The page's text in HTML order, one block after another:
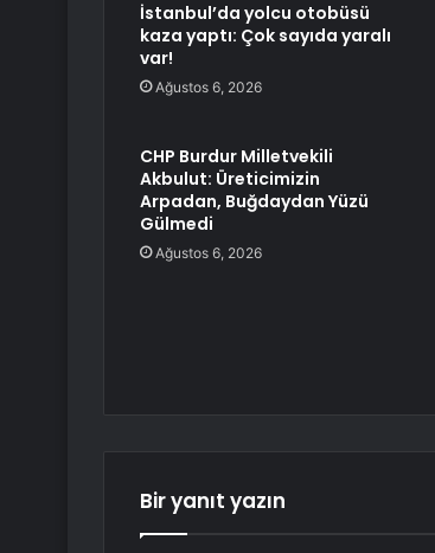
İstanbul’da yolcu otobüsü
kaza yaptı: Çok sayıda yaralı
var!
Ağustos 6, 2026
CHP Burdur Milletvekili
Akbulut: Üreticimizin
Arpadan, Buğdaydan Yüzü
Gülmedi
Ağustos 6, 2026
Bir yanıt yazın